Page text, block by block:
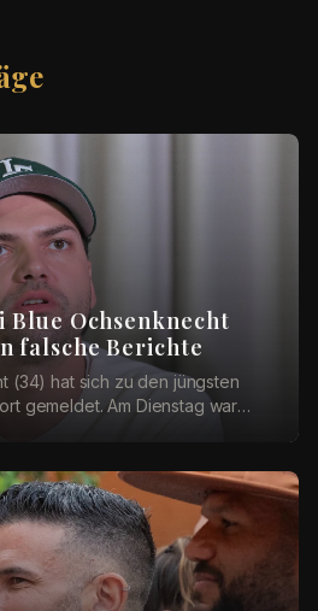
Blue Ochsenknecht
falsche Berichte
(34) hat sich zu den jüngsten
gemeldet. Am Dienstag war